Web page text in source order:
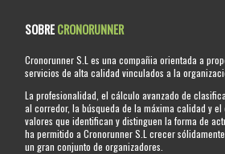
SOBRECRONORUNNER
Cronorunner S.L es una compañia orientada a
servicios de alta calidad vinculados a la
La profesionalidad, el cálculo avanzado de
al corredor, la búsqueda de la máxima calidad y
valores que identifican y distinguen la forma de
ha permitido a Cronorunner S.L crecer
un gran conjunto de organizadores.